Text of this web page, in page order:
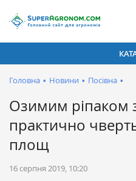
Головна • Новини • Посівна •
Озимим ріпаком
практично
площ
16 серпня 2019, 10:20